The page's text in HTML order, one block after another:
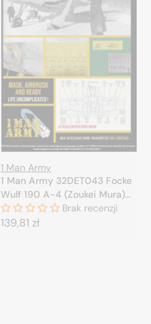
1 Man Army
1 Man Army 32DET043 Focke
Wulf 190 A-4 (Zoukei Mura)
1/32
Brak recenzji
Cena
139,81 zł